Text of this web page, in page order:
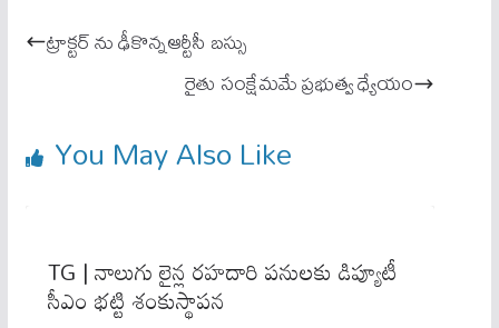
ok A
pp
ట్రాక్టర్ ను ఢీకొన్నఆర్టీసీ బస్సు
రైతు సంక్షేమమే ప్రభుత్వ ధ్యేయం
You May Also Like
TG | నాలుగు లైన్ల రహదారి పనులకు డిప్యూటీ
సీఎం భ‌ట్టి శంకుస్థాపన